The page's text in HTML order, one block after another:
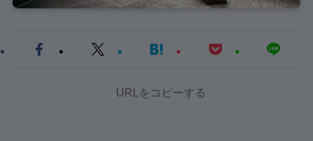
URLをコピーする